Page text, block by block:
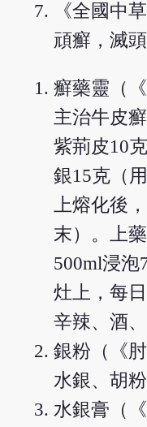
《全國中
頑癬，滅頭
癬藥靈（
主治牛皮
紫荊皮10
銀15克（
上熔化後
末）。上
500ml浸泡
灶上，每
辛辣、酒
銀粉（《
水銀、胡
水銀膏（